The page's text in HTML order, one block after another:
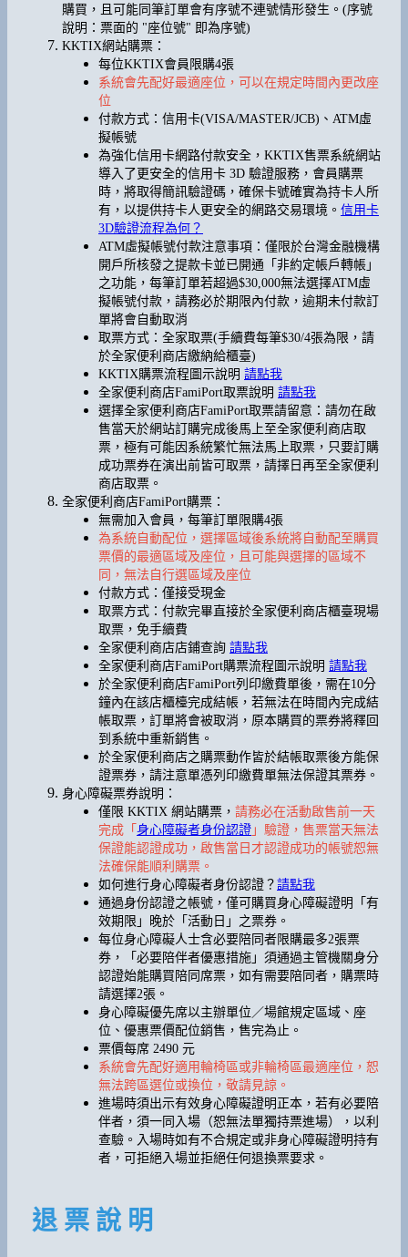
購買，且可能同筆訂單會有序號不連號情形發生。(序號
說明：票面的 "座位號" 即為序號)
KKTIX網站購票：
每位KKTIX會員限購4張
系統會先配好最適座位，可以在規定時間內更改座
位
付款方式：信用卡(VISA/MASTER/JCB)、ATM虛
擬帳號
為強化信用卡網路付款安全，KKTIX售票系統網站
導入了更安全的信用卡 3D 驗證服務，會員購票
時，將取得簡訊驗證碼，確保卡號確實為持卡人所
有，以提供持卡人更安全的網路交易環境。 信用卡
3D驗證流程為何？
ATM虛擬帳號付款注意事項：僅限於台灣金融機構
開戶所核發之提款卡並已開通「非約定帳戶轉帳」
之功能，每筆訂單若超過$30,000無法選擇ATM虛
擬帳號付款，請務必於期限內付款，逾期未付款訂
單將會自動取消
取票方式：全家取票(手續費每筆$30/4張為限，請
於全家便利商店繳納給櫃臺)
KKTIX購票流程圖示說明 請點我
全家便利商店FamiPort取票說明 請點我
選擇全家便利商店FamiPort取票請留意：請勿在啟
售當天於網站訂購完成後馬上至全家便利商店取
票，極有可能因系統繁忙無法馬上取票，只要訂購
成功票券在演出前皆可取票，請擇日再至全家便利
商店取票。
全家便利商店FamiPort購票：
無需加入會員，每筆訂單限購4張
為系統自動配位，選擇區域後系統將自動配至購買
票價的最適區域及座位，且可能與選擇的區域不
同，無法自行選區域及座位
付款方式：僅接受現金
取票方式：付款完畢直接於全家便利商店櫃臺現場
取票，免手續費
全家便利商店店鋪查詢 請點我
全家便利商店FamiPort購票流程圖示說明 請點我
於全家便利商店FamiPort列印繳費單後，需在10分
鐘內在該店櫃檯完成結帳，若無法在時間內完成結
帳取票，訂單將會被取消，原本購買的票券將釋回
到系統中重新銷售。
於全家便利商店之購票動作皆於結帳取票後方能保
證票券，請注意單憑列印繳費單無法保證其票券。
身心障礙票券說明：
僅限 KKTIX 網站購票， 請務必在活動啟售前一天
完成「 身心障礙者身份認證 」驗證，售票當天無法
保證能認證成功，啟售當日才認證成功的帳號恕無
法確保能順利購票。
如何進行身心障礙者身份認證？ 請點我
通過身份認證之帳號，僅可購買身心障礙證明「有
效期限」晚於「活動日」之票券。
每位身心障礙人士含必要陪同者限購最多2張票
券，「必要陪伴者優惠措施」須通過主管機關身分
認證始能購買陪同席票，如有需要陪同者，購票時
請選擇2張。
身心障礙優先席以主辦單位／場館規定區域、座
位、優惠票價配位銷售，售完為止。
票價每席 2490 元
系統會先配好適用輪椅區或非輪椅區最適座位，恕
無法跨區選位或換位，敬請見諒。
進場時須出示有效身心障礙證明正本，若有必要陪
伴者，須一同入場（恕無法單獨持票進場），以利
查驗。入場時如有不合規定或非身心障礙證明持有
者，可拒絕入場並拒絕任何退換票要求。
退 票 說 明